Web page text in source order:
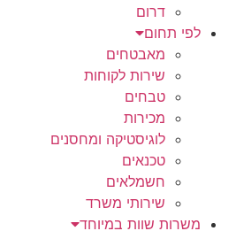
דרום
לפי תחום
מאבטחים
שירות לקוחות
טבחים
מכירות
לוגיסטיקה ומחסנים
טכנאים
חשמלאים
שירותי משרד
משרות שוות במיוחד